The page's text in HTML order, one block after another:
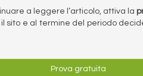
a leggere l’articolo, attiva la
sito e al termine del periodo
Prova gratuita